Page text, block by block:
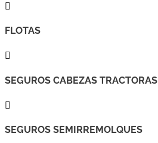

FLOTAS

SEGUROS CABEZAS TRACTORAS

SEGUROS SEMIRREMOLQUES